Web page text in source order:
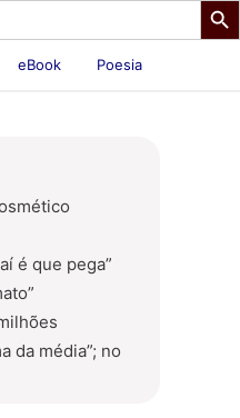
eBook Poesia
é que pega”
da média”; no